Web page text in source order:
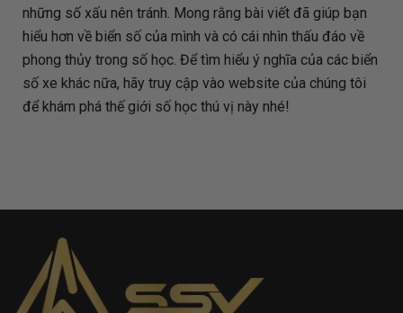
những số xấu nên tránh. Mong rằng bài viết đã giúp bạn
hiểu hơn về biển số của mình và có cái nhìn thấu đáo về
phong thủy trong số học. Để tìm hiểu ý nghĩa của các biển
số xe khác nữa, hãy truy cập vào website của chúng tôi
để khám phá thế giới số học thú vị này nhé!